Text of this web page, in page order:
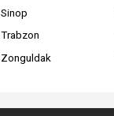
Sinop
Trabzon
Zonguldak